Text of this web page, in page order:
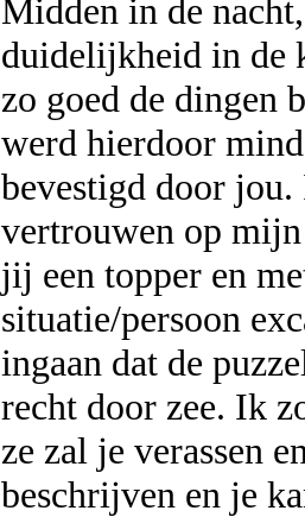
Midden in de
duidelijkheid in de
zo goed de dingen
werd hierdoor
bevestigd door
vertrouwen op
jij een topper en
situatie/persoon
ingaan dat de
recht door zee. Ik
ze zal je verassen
beschrijven en je